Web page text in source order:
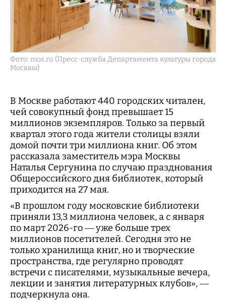
Фото: mos.ru (Пресс-служба Департамента культуры города
Москвы)
В Москве работают 440 городских читален,
чей совокупный фонд превышает 15
миллионов экземпляров. Только за первый
квартал этого года жители столицы взяли
домой почти три миллиона книг. Об этом
рассказала заместитель мэра Москвы
Наталья Сергунина по случаю празднования
Общероссийского дня библиотек, который
приходится на 27 мая.
«В прошлом году московские библиотеки
приняли 13,3 миллиона человек, а с января
по март 2026-го — уже больше трех
миллионов посетителей. Сегодня это не
только хранилища книг, но и творческие
пространства, где регулярно проводят
встречи с писателями, музыкальные вечера,
лекции и занятия литературных клубов», —
подчеркнула она.